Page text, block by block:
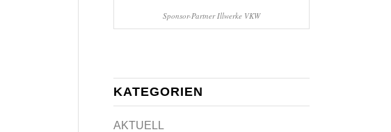
Sponsor-Partner Illwerke VKW
KATEGORIEN
AKTUELL